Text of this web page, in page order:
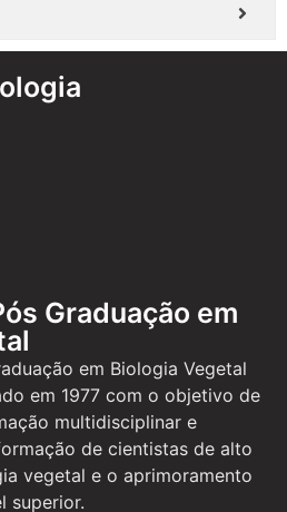
Graduação em
em Biologia Vegetal
em 1977 com o objetivo de
multidisciplinar e
de cientistas de alto
vegetal e o aprimoramento
superior.